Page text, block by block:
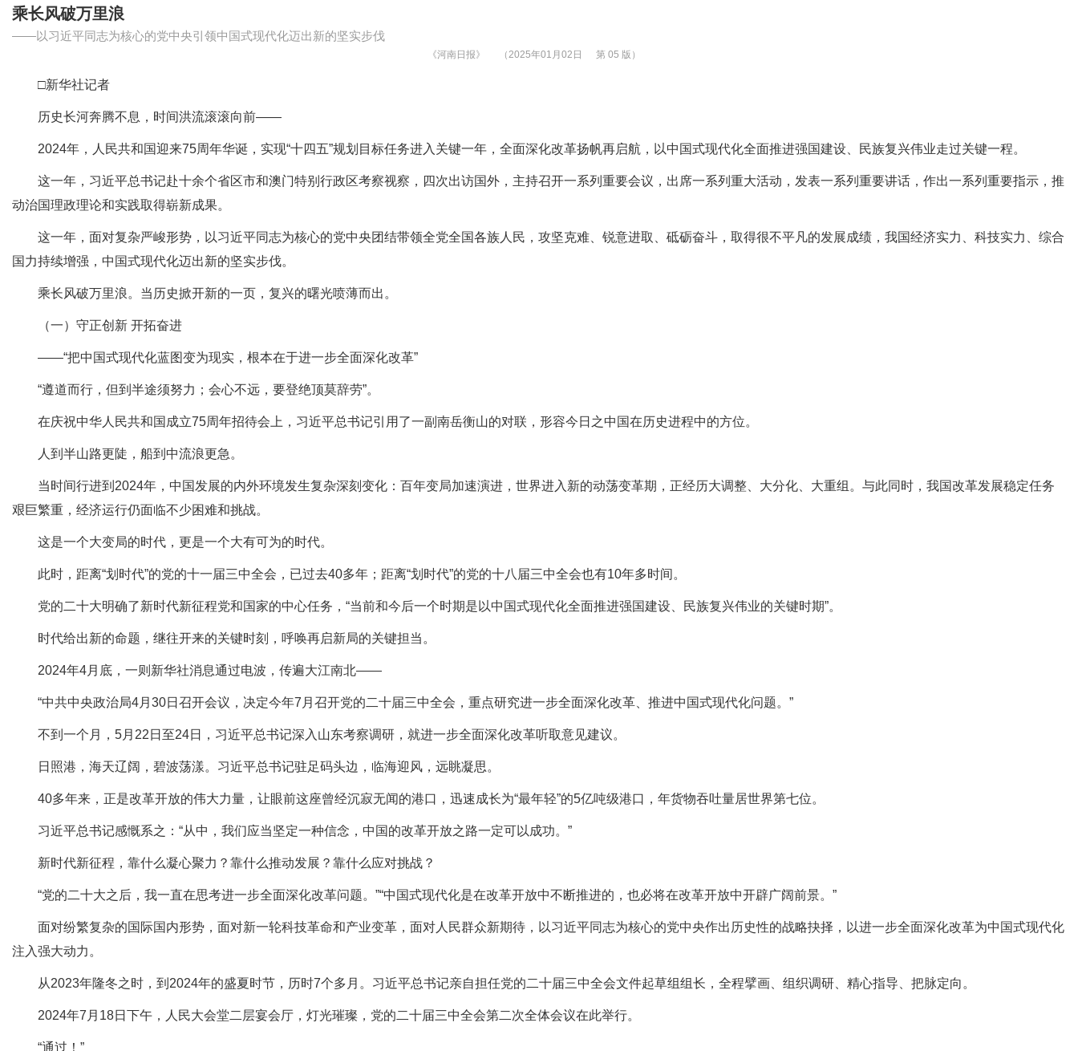
乘长风破万里浪
——以习近平同志为核心的党中央引领中国式现代化迈出新的坚实步伐
《河南日报》 （2025年01月02日 第 05 版）
□新华社记者
历史长河奔腾不息，时间洪流滚滚向前——
2024年，人民共和国迎来75周年华诞，实现“十四五”规划目标任务进入关键一年，全面深化改革扬帆再启航，以中国式现代化全面推进强国建设、民族复兴伟业走过关键一程。
这一年，习近平总书记赴十余个省区市和澳门特别行政区考察视察，四次出访国外，主持召开一系列重要会议，出席一系列重大活动，发表一系列重要讲话，作出一系列重要指示，推
动治国理政理论和实践取得崭新成果。
这一年，面对复杂严峻形势，以习近平同志为核心的党中央团结带领全党全国各族人民，攻坚克难、锐意进取、砥砺奋斗，取得很不平凡的发展成绩，我国经济实力、科技实力、综合
国力持续增强，中国式现代化迈出新的坚实步伐。
乘长风破万里浪。当历史掀开新的一页，复兴的曙光喷薄而出。
（一）守正创新 开拓奋进
——“把中国式现代化蓝图变为现实，根本在于进一步全面深化改革”
“遵道而行，但到半途须努力；会心不远，要登绝顶莫辞劳”。
在庆祝中华人民共和国成立75周年招待会上，习近平总书记引用了一副南岳衡山的对联，形容今日之中国在历史进程中的方位。
人到半山路更陡，船到中流浪更急。
当时间行进到2024年，中国发展的内外环境发生复杂深刻变化：百年变局加速演进，世界进入新的动荡变革期，正经历大调整、大分化、大重组。与此同时，我国改革发展稳定任务
艰巨繁重，经济运行仍面临不少困难和挑战。
这是一个大变局的时代，更是一个大有可为的时代。
此时，距离“划时代”的党的十一届三中全会，已过去40多年；距离“划时代”的党的十八届三中全会也有10年多时间。
党的二十大明确了新时代新征程党和国家的中心任务，“当前和今后一个时期是以中国式现代化全面推进强国建设、民族复兴伟业的关键时期”。
时代给出新的命题，继往开来的关键时刻，呼唤再启新局的关键担当。
2024年4月底，一则新华社消息通过电波，传遍大江南北——
“中共中央政治局4月30日召开会议，决定今年7月召开党的二十届三中全会，重点研究进一步全面深化改革、推进中国式现代化问题。”
不到一个月，5月22日至24日，习近平总书记深入山东考察调研，就进一步全面深化改革听取意见建议。
日照港，海天辽阔，碧波荡漾。习近平总书记驻足码头边，临海迎风，远眺凝思。
40多年来，正是改革开放的伟大力量，让眼前这座曾经沉寂无闻的港口，迅速成长为“最年轻”的5亿吨级港口，年货物吞吐量居世界第七位。
习近平总书记感慨系之：“从中，我们应当坚定一种信念，中国的改革开放之路一定可以成功。”
新时代新征程，靠什么凝心聚力？靠什么推动发展？靠什么应对挑战？
“党的二十大之后，我一直在思考进一步全面深化改革问题。”“中国式现代化是在改革开放中不断推进的，也必将在改革开放中开辟广阔前景。”
面对纷繁复杂的国际国内形势，面对新一轮科技革命和产业变革，面对人民群众新期待，以习近平同志为核心的党中央作出历史性的战略抉择，以进一步全面深化改革为中国式现代化
注入强大动力。
从2023年隆冬之时，到2024年的盛夏时节，历时7个多月。习近平总书记亲自担任党的二十届三中全会文件起草组组长，全程擘画、组织调研、精心指导、把脉定向。
2024年7月18日下午，人民大会堂二层宴会厅，灯光璀璨，党的二十届三中全会第二次全体会议在此举行。
“通过！”